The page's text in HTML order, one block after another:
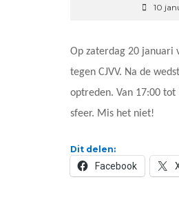
10
Op zaterdag 20 januari
tegen CJVV. Na de
optreden. Van 17:00
sfeer. Mis het niet!
Dit delen:
Facebook